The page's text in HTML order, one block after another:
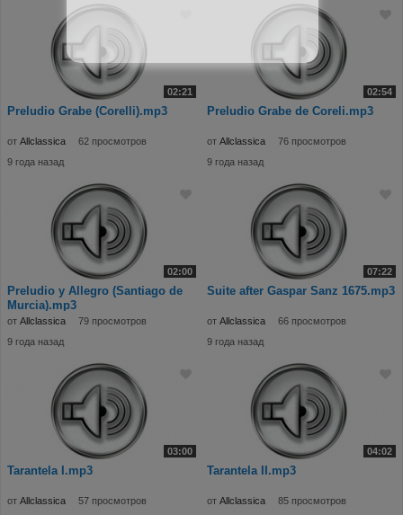
02:21
Preludio Grabe (Corelli).mp3
от Allclassica
62 просмотров
9 года назад
02:54
Preludio Grabe de Coreli.mp3
от Allclassica
76 просмотров
9 года назад
02:00
Preludio y Allegro (Santiago de
Murcia).mp3
от Allclassica
79 просмотров
9 года назад
07:22
Suite after Gaspar Sanz 1675.mp3
от Allclassica
66 просмотров
9 года назад
03:00
Tarantela I.mp3
от Allclassica
57 просмотров
04:02
Tarantela II.mp3
от Allclassica
85 просмотров